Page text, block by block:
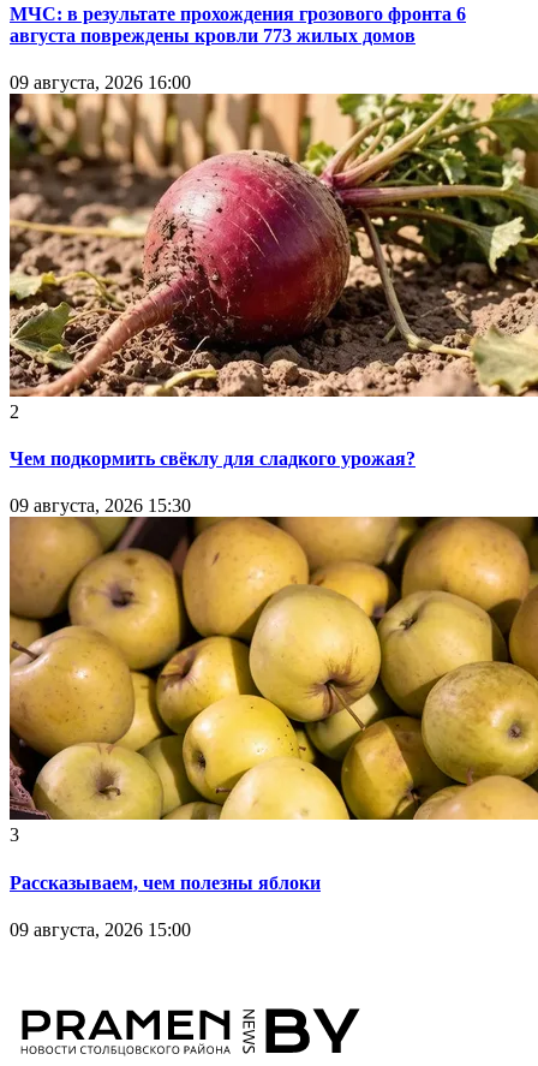
МЧС: в результате прохождения грозового фронта 6
августа повреждены кровли 773 жилых домов
09 августа, 2026 16:00
2
Чем подкормить свёклу для сладкого урожая?
09 августа, 2026 15:30
3
Рассказываем, чем полезны яблоки
09 августа, 2026 15:00